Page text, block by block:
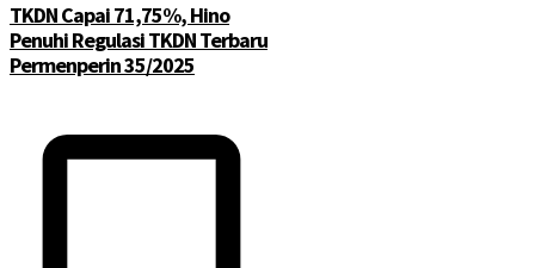
TKDN Capai 71,75%, Hino
Penuhi Regulasi TKDN Terbaru
Permenperin 35/2025